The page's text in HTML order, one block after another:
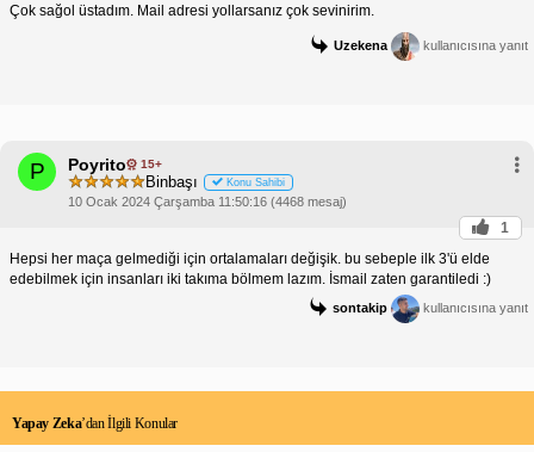
Çok sağol üstadım. Mail adresi yollarsanız çok sevinirim.
Uzekena kullanıcısına yanıt
P Poyrito 15+
Binbaşı Konu Sahibi
10 Ocak 2024 Çarşamba 11:50:16 (4468 mesaj)
1
Hepsi her maça gelmediği için ortalamaları değişik. bu sebeple ilk 3'ü elde
edebilmek için insanları iki takıma bölmem lazım. İsmail zaten garantiledi :)
sontakip kullanıcısına yanıt
Yapay Zeka’dan İlgili Konular